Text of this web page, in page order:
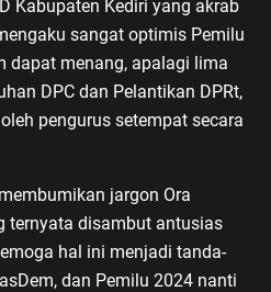
Kabupaten Kediri yang akrab
sangat optimis Pemilu
dapat menang, apalagi lima
DPC dan Pelantikan DPRt,
pengurus setempat secara
jargon Ora
ternyata disambut antusias
hal ini menjadi tanda-
dan Pemilu 2024 nanti